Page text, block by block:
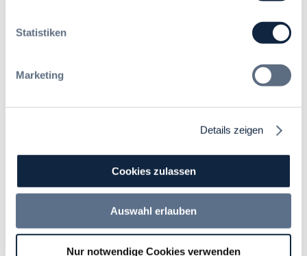
Statistiken
Marketing
Details zeigen
Cookies zulassen
Auswahl erlauben
Nur notwendige Cookies verwenden
Leiter Fortbildungen
Daniel Buschermöhle
M:+49 (0) 170 22 45 767